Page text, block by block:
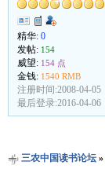
精华: 0
发帖: 154
威望: 154 点
金钱: 1540 RMB
注册时间:2008-04-05
最后登录:2016-04-06
三农中国读书论坛»